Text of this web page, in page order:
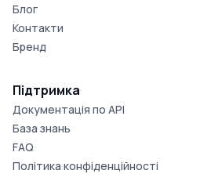
Блог
Контакти
Бренд
Підтримка
Документація по API
База знань
FAQ
Політика конфіденційності